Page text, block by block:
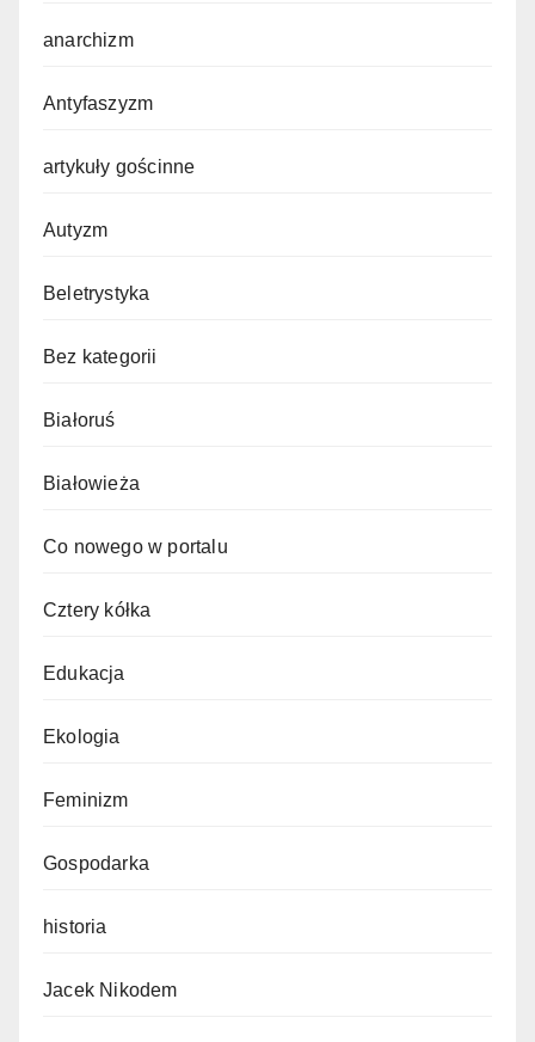
anarchizm
Antyfaszyzm
artykuły gościnne
Autyzm
Beletrystyka
Bez kategorii
Białoruś
Białowieża
Co nowego w portalu
Cztery kółka
Edukacja
Ekologia
Feminizm
Gospodarka
historia
Jacek Nikodem